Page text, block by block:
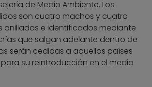
de Medio Ambiente. Los
son cuatro machos y cuatro
anillados e identificados mediante
que salgan adelante dentro de
serán cedidas a aquellos países
su reintroducción en el medio